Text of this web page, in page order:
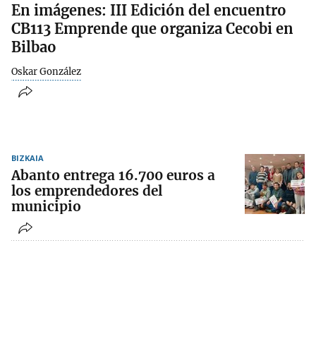
En imágenes: III Edición del encuentro
CB113 Emprende que organiza Cecobi en
Bilbao
Oskar González
BIZKAIA
Abanto entrega 16.700 euros a
los emprendedores del
municipio